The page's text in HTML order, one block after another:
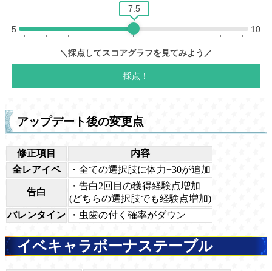
アップデート後の変更点
修正項目
内容
全レアイベ
・全ての選択肢に体力+30が追加
告白
・告白2回目の獲得経験点増加
(どちらの選択肢でも経験点増加)
バレンタイン
・虫歯の付く確率がダウン
イベキャラボーナステーブル